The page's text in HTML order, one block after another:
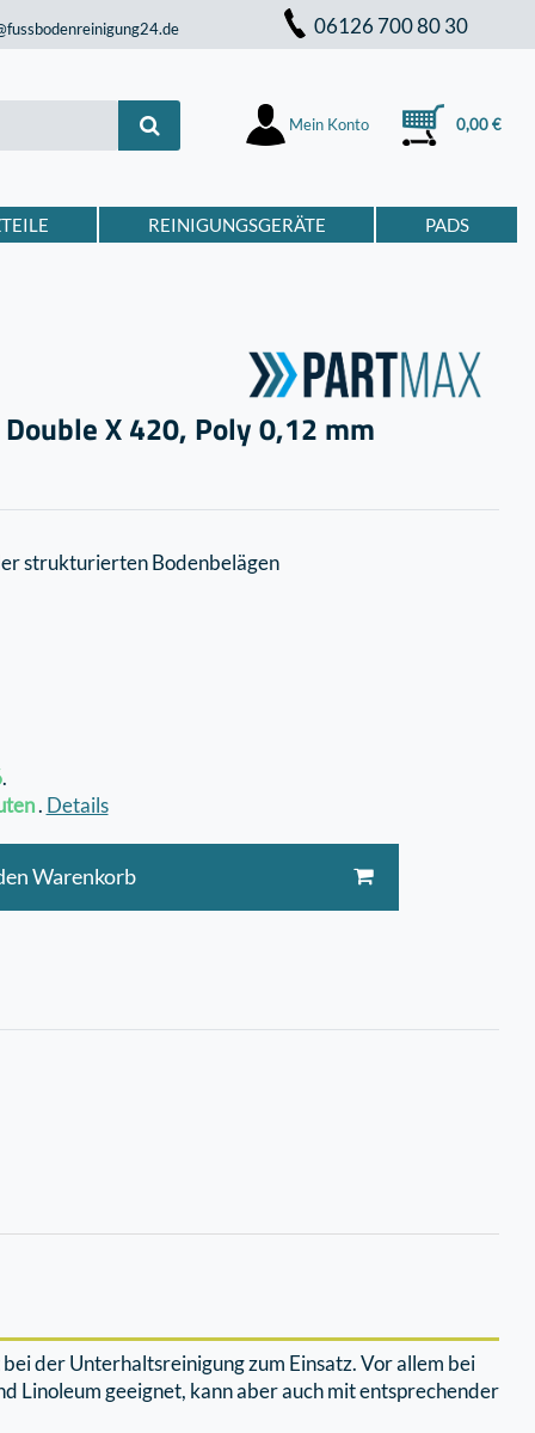
06126 700 80 30
Mein Konto 0,00 €
REINIGUNGSGERÄTE PADS
X 420, Poly 0,12 mm
strukturierten Bodenbelägen
.
. Details
Warenkorb
der Unterhaltsreinigung zum Einsatz. Vor allem bei
Linoleum geeignet, kann aber auch mit entsprechender